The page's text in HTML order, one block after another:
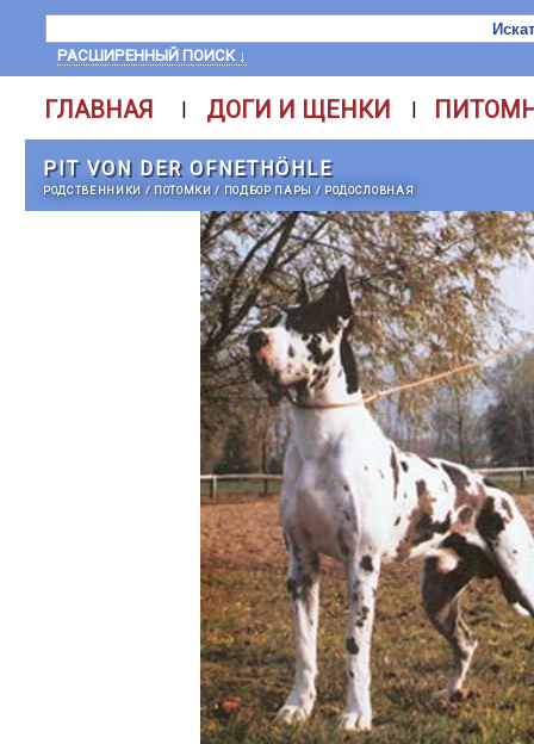
РАСШИРЕННЫЙ ПОИСК ↓
ГЛАВНАЯ | ДОГИ И ЩЕНКИ |
PIT VON DER OFNETHÖHLE
РОДСТВЕННИКИ / ПОТОМКИ/ ПОДБОР ПАРЫ / РОДОСЛОВНАЯ